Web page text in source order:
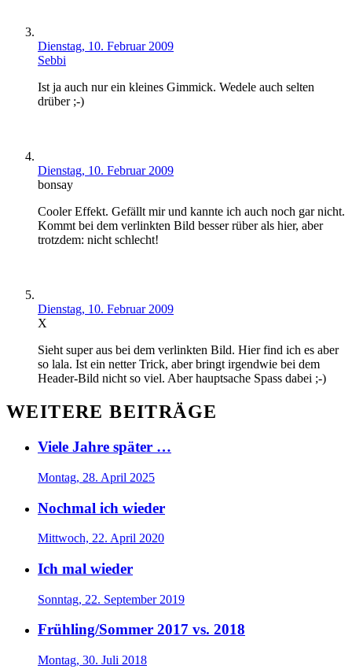
Dienstag, 10. Februar 2009
Sebbi
Ist ja auch nur ein kleines Gimmick. Wedele auch selten
drüber ;-)
Dienstag, 10. Februar 2009
bonsay
Cooler Effekt. Gefällt mir und kannte ich auch noch gar nicht.
Kommt bei dem verlinkten Bild besser rüber als hier, aber
trotzdem: nicht schlecht!
Dienstag, 10. Februar 2009
X
Sieht super aus bei dem verlinkten Bild. Hier find ich es aber
so lala. Ist ein netter Trick, aber bringt irgendwie bei dem
Header-Bild nicht so viel. Aber hauptsache Spass dabei ;-)
WEITERE BEITRÄGE
Viele Jahre später …
Montag, 28. April 2025
Nochmal ich wieder
Mittwoch, 22. April 2020
Ich mal wieder
Sonntag, 22. September 2019
Frühling/Sommer 2017 vs. 2018
Montag, 30. Juli 2018